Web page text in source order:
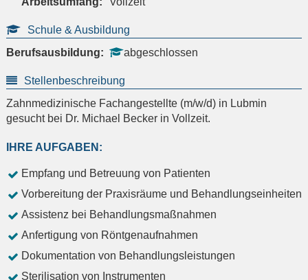
Schule & Ausbildung
Berufsausbildung:
abgeschlossen
Stellenbeschreibung
Zahnmedizinische Fachangestellte (m/w/d) in Lubmin
gesucht bei Dr. Michael Becker in Vollzeit.
IHRE AUFGABEN:
Empfang und Betreuung von Patienten
Vorbereitung der Praxisräume und Behandlungseinheiten
Assistenz bei Behandlungsmaßnahmen
Anfertigung von Röntgenaufnahmen
Dokumentation von Behandlungsleistungen
Sterilisation von Instrumenten